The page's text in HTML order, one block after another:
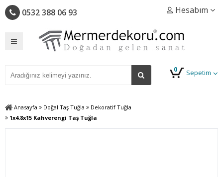
0532 388 06 93 Hesabım
Sepetim
0
Anasayfa Doğal Taş Tuğla
Dekoratif Tuğla
1x4.8x15 Kahverengi Taş Tuğla